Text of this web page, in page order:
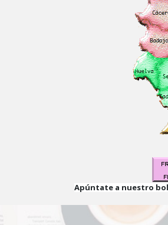
Apúntate a nuestro